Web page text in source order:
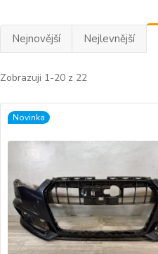
Nejnovější Nejlevnější
Zobrazuji 1-20 z 22
Novinka